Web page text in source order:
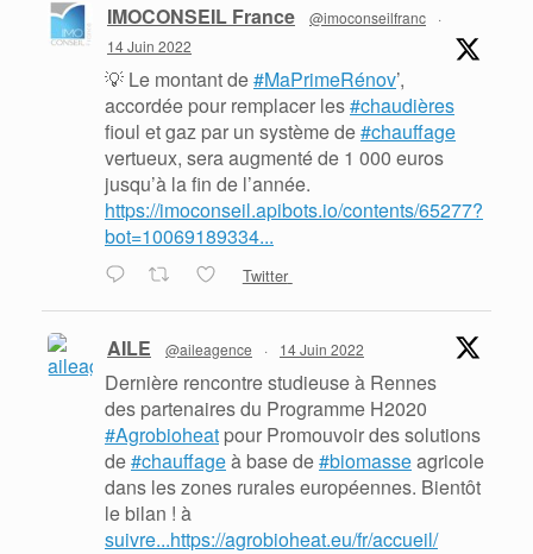
IMOCONSEIL France @imoconseilfranc
·
14 Juin 2022
💡 Le montant de#MaPrimeRénov’,
accordée pour remplacer les#chaudières
fioul et gaz par un système de#chauffage
vertueux, sera augmenté de 1 000 euros
jusqu’à la fin de l’année.
https://imoconseil.apibots.io/contents/65277?
bot=10069189334...
Twitter
AILE @aileagence · 14 Juin 2022
Dernière rencontre studieuse à Rennes
des partenaires du Programme H2020
#Agrobioheat pour Promouvoir des solutions
de#chauffageà base de#biomasseagricole
dans les zones rurales européennes. Bientôt
le bilan ! à
suivre...https://agrobioheat.eu/fr/accueil/